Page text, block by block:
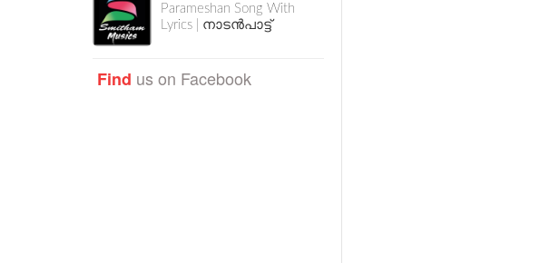
Parameshan Song With
Lyrics | നാടൻപാട്ട്
Find us on Facebook